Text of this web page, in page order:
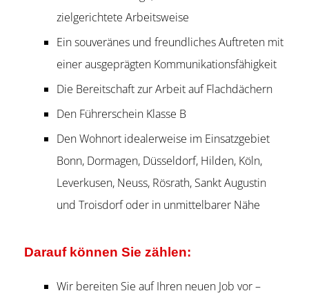
zielgerichtete Arbeitsweise
Ein souveränes und freundliches Auftreten mit
einer ausgeprägten Kommunikationsfähigkeit
Die Bereitschaft zur Arbeit auf Flachdächern
Den Führerschein Klasse B
Den Wohnort idealerweise im Einsatzgebiet
Bonn, Dormagen, Düsseldorf, Hilden, Köln,
Leverkusen, Neuss, Rösrath, Sankt Augustin
und Troisdorf oder in unmittelbarer Nähe
Darauf können Sie zählen:
Wir bereiten Sie auf Ihren neuen Job vor –